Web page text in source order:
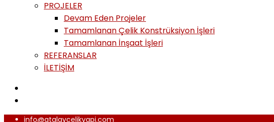
PROJELER
Devam Eden Projeler
Tamamlanan Çelik Konstrüksiyon İşleri
Tamamlanan İnşaat İşleri
REFERANSLAR
İLETİŞİM
info@atalaycelikyapi.com